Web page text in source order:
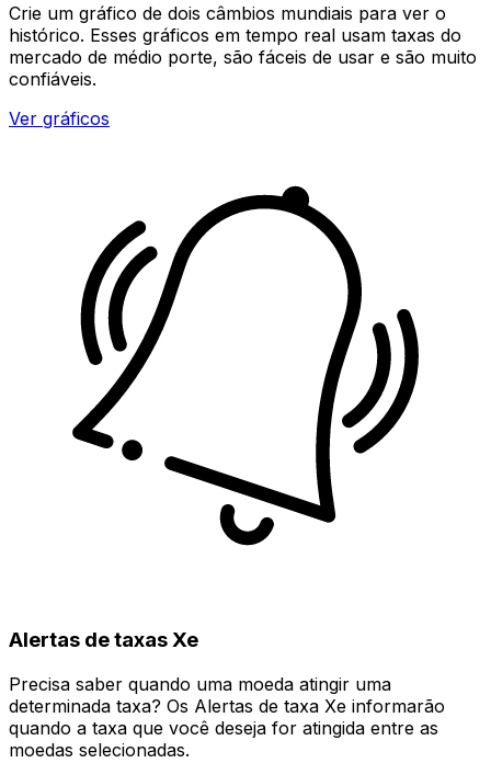
Crie um gráfico de dois câmbios mundiais para ver o
histórico. Esses gráficos em tempo real usam taxas do
mercado de médio porte, são fáceis de usar e são muito
confiáveis.
Ver gráficos
Alertas de taxas Xe
Precisa saber quando uma moeda atingir uma
determinada taxa? Os Alertas de taxa Xe informarão
quando a taxa que você deseja for atingida entre as
moedas selecionadas.